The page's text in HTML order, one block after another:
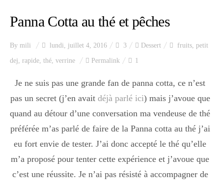
Panna Cotta au thé et pêches
By mili lundi, juillet 4, 2016 3 Dessert fruits, petit
dej, rapide, thé, verrine Permalink 1
Je ne suis pas une grande fan de panna cotta, ce n’est
pas un secret (j’en avaitdéjà parlé ici) mais j’avoue que
quand au détour d’une conversation ma vendeuse de thé
préférée m’as parlé de faire de la Panna cotta au thé j’ai
eu fort envie de tester. J’ai donc accepté le thé qu’elle
m’a proposé pour tenter cette expérience et j’avoue que
c’est une réussite. Je n’ai pas résisté à accompagner de